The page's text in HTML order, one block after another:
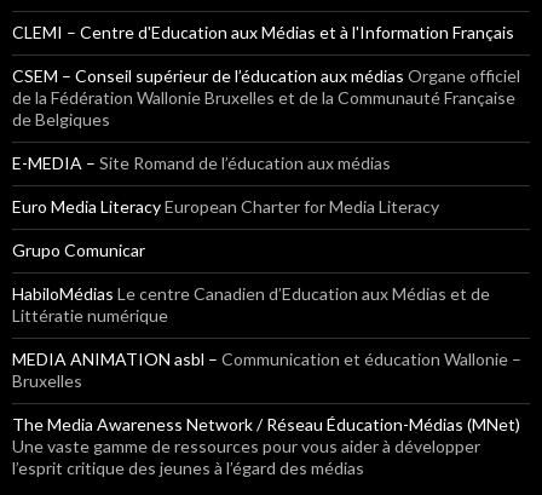
CLEMI – Centre d'Education aux Médias et à l'Information Français
CSEM – Conseil supérieur de l’éducation aux médias Organe officiel
de la Fédération Wallonie Bruxelles et de la Communauté Française
de Belgiques
E-MEDIA – Site Romand de l’éducation aux médias
Euro Media LiteracyEuropean Charter for Media Literacy
Grupo Comunicar
HabiloMédias Le centre Canadien d’Education aux Médias et de
Littératie numérique
MEDIA ANIMATION asbl – Communication et éducation Wallonie –
Bruxelles
The Media Awareness Network / Réseau Éducation-Médias (MNet)
Une vaste gamme de ressources pour vous aider à développer
l’esprit critique des jeunes à l’égard des médias